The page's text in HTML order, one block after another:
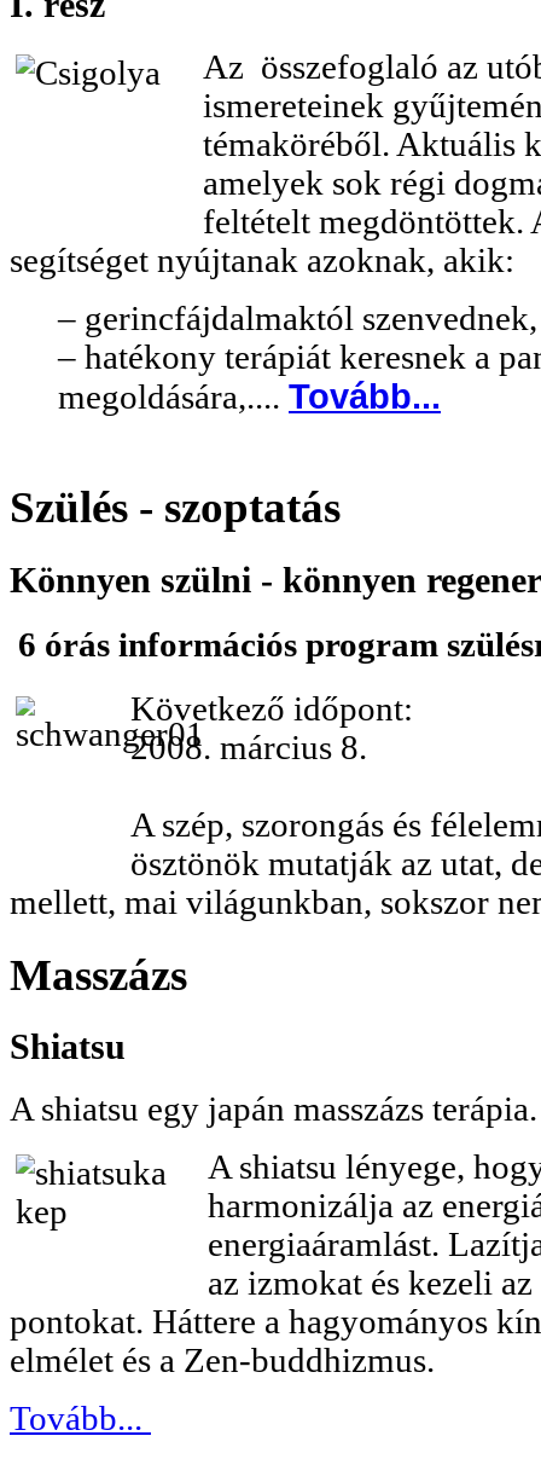
Az összefoglaló az
ismereteinek
témaköréből. Aktuális
amelyek sok régi
feltételt
segítséget nyújtanak azoknak, akik:
– gerincfájdalmaktól
– hatékony terápiát keresnek a
megoldására,.... Tovább...
Szülés - szoptatás
Könnyen szülni - könnyen
6 órás információs program
Következő időpont:
2008. március 8.
A szép, szorongás és
ösztönök mutatják az utat,
mellett, mai világunkban, sokszor
Masszázs
Shiatsu
A shiatsu egy japán masszázs terápia.
A shiatsu lényege,
harmonizálja az
energiaáramlást.
az izmokat és kezeli az
pontokat. Háttere a hagyományos
elmélet és a Zen-buddhizmus.
Tovább...